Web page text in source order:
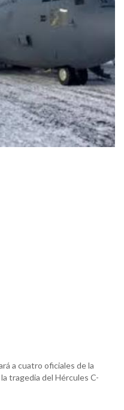
a cuatro oficiales de la
tragedia del Hércules C-